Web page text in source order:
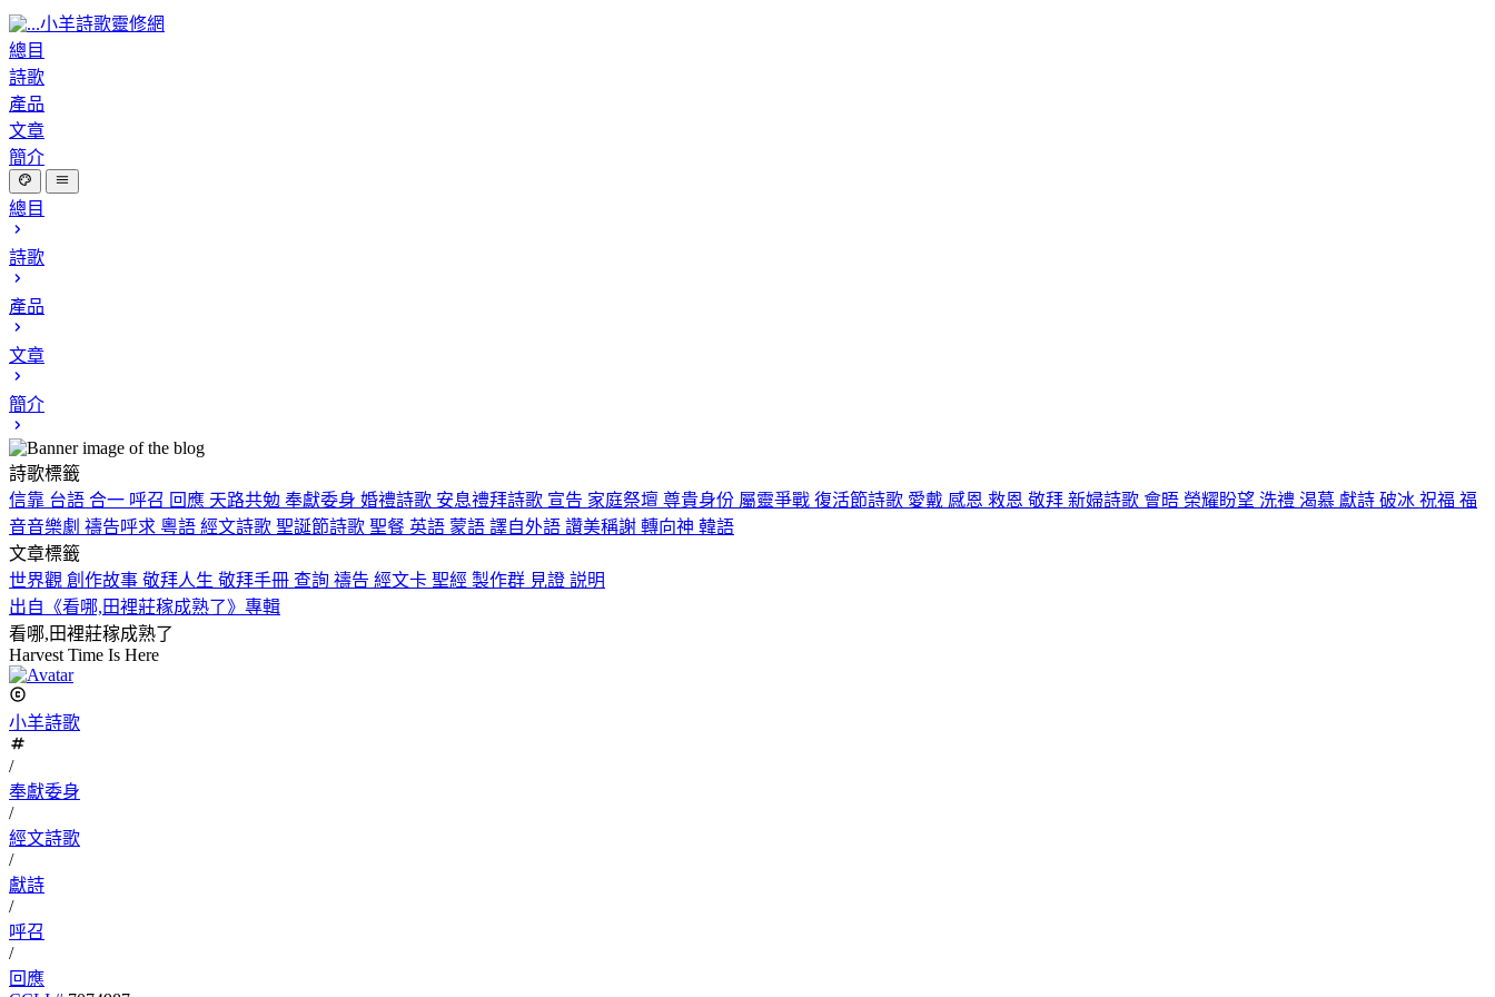
小羊詩歌靈修網
總目
詩歌
產品
文章
簡介
總目
詩歌
產品
文章
簡介
詩歌標籤
信靠 台語 合一 呼召 回應 天路共勉 奉獻委身 婚禮詩歌 安息禮拜詩歌 宣告 家庭祭壇 尊貴身份 屬靈爭戰 復活節詩歌 愛戴 感恩 救恩 敬拜 新婦詩歌 會晤 榮耀盼望 洗禮 渴慕 獻詩 破冰 祝福 福
音音樂劇 禱告呼求 粵語 經文詩歌 聖誕節詩歌 聖餐 英語 蒙語 譯自外語 讚美稱謝 轉向神 韓語
文章標籤
世界觀 創作故事 敬拜人生 敬拜手冊 查詢 禱告 經文卡 聖經 製作群 見證 説明
出自《看哪,田裡莊稼成熟了》專輯
看哪,田裡莊稼成熟了
Harvest Time Is Here
小羊詩歌
/
奉獻委身
/
經文詩歌
/
獻詩
/
呼召
/
回應